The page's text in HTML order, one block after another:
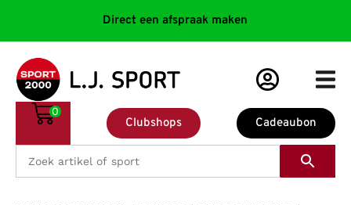
Direct een afspraak maken
Cadeaubon
Clubshops
0